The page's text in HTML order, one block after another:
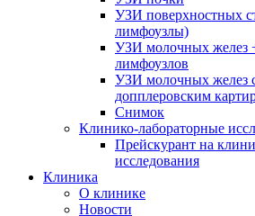
УЗИ поверхностных
лимфоузлы)
УЗИ молочных желез
лимфоузлов
УЗИ молочных желез
допплеровским
Снимок
Клинико-лабораторные
Прейскурант на
исследования
Клиника
О клинике
Новости